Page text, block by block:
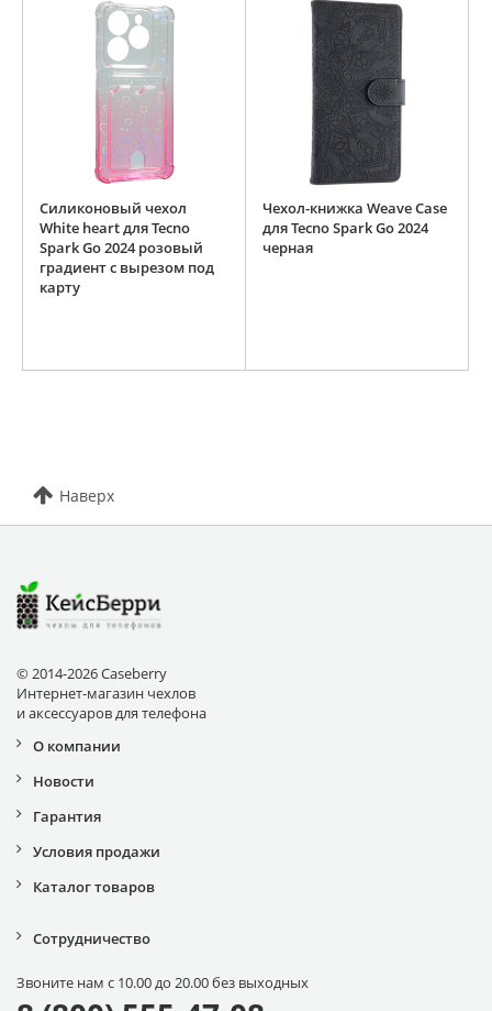
Силиконовый чехол
White heart для Tecno
Spark Go 2024 розовый
градиент c вырезом под
карту
Чехол-книжка Weave Case
для Tecno Spark Go 2024
черная
Наверх
© 2014-2026 Caseberry
Интернет-магазин чехлов
и аксессуаров для телефона
О компании
Новости
Гарантия
Условия продажи
Каталог товаров
Сотрудничество
Звоните нам с 10.00 до 20.00 без выходных